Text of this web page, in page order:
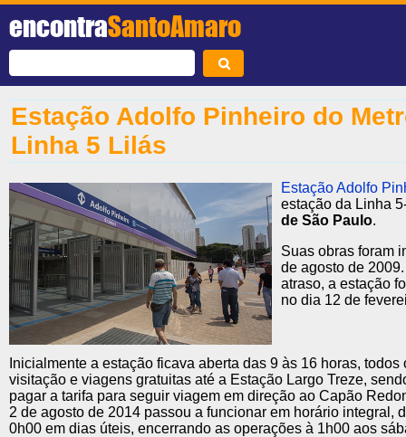
encontraSantoAmaro
Estação Adolfo Pinheiro do
Linha 5 Lilás
Estação Adolfo
estação da Linha
de São Paulo.
Suas obras foram
de agosto de
atraso, a estação
no dia 12 de
Inicialmente a estação ficava aberta das 9 às 16 horas, todos
visitação e viagens gratuitas até a Estação Largo Treze,
pagar a tarifa para seguir viagem em direção ao Capão
2 de agosto de 2014 passou a funcionar em horário integral,
0h00 em dias úteis, encerrando as operações à 1h00 aos